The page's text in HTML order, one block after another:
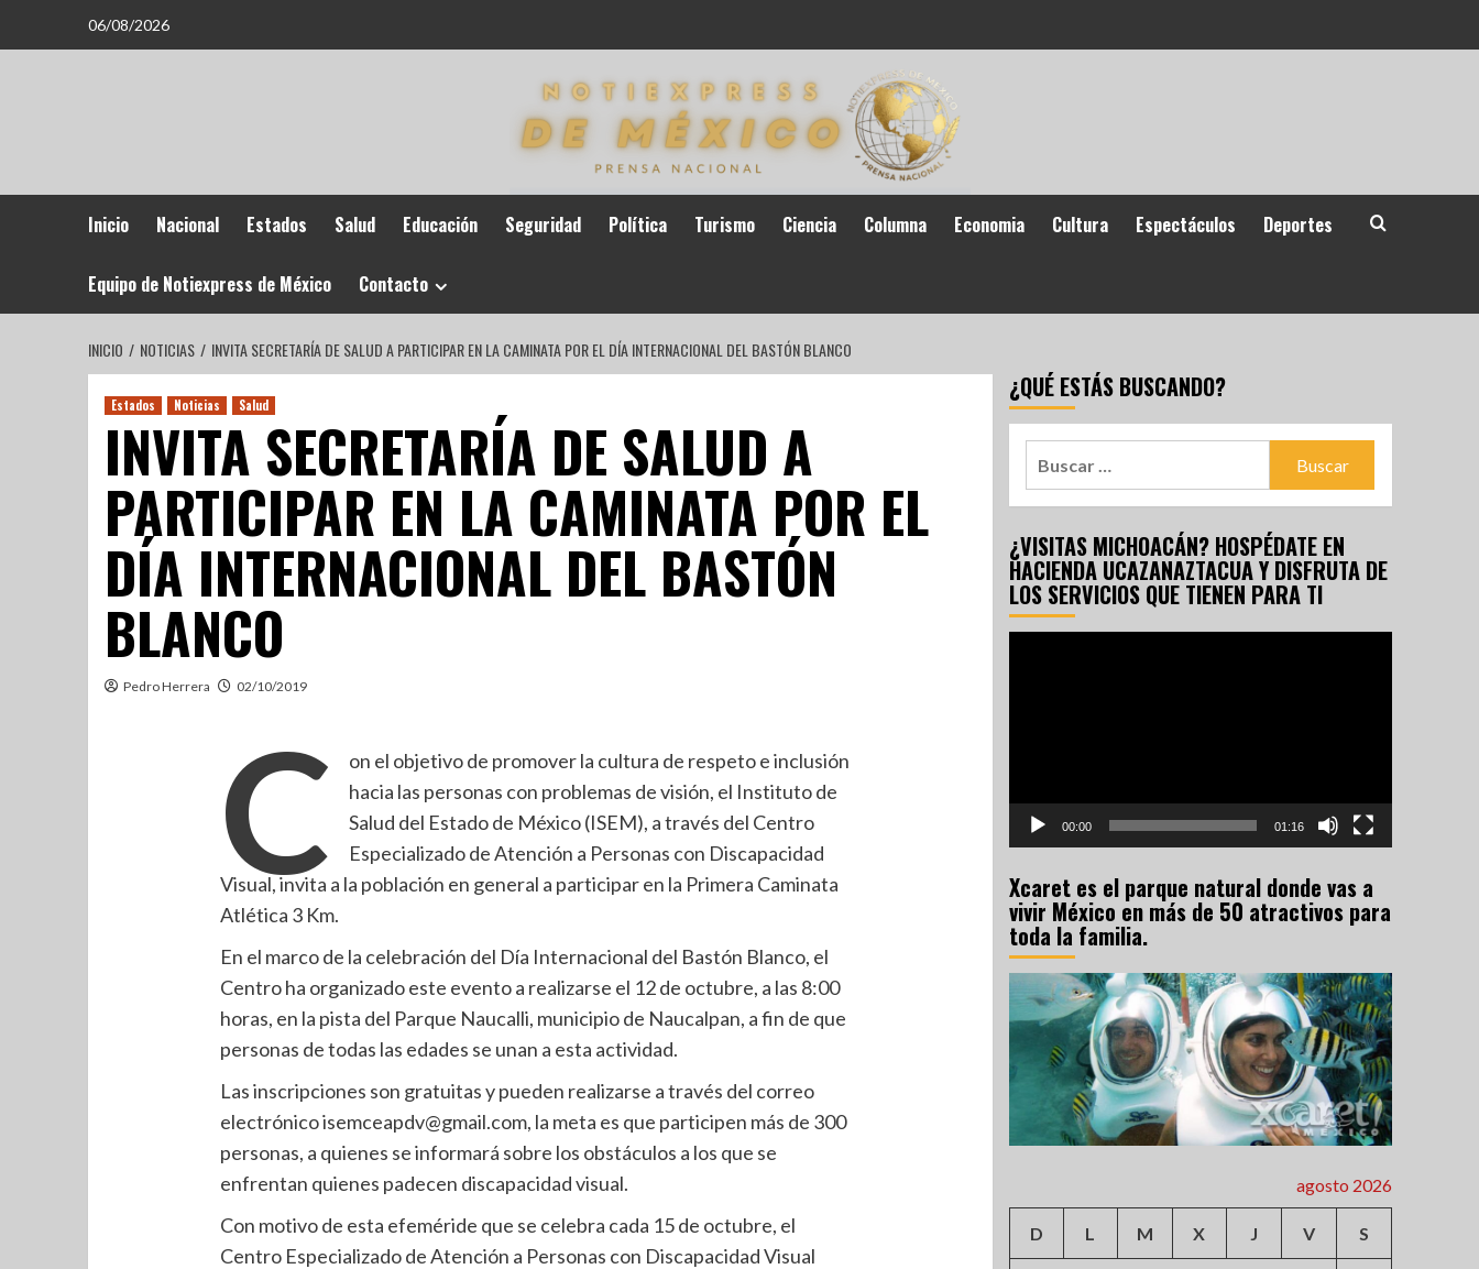
06/08/2026
Inicio Nacional Estados Salud Educación Seguridad Política Turismo Ciencia Columna Economia Cultura Espectáculos Deportes
Equipo de Notiexpress de México Contacto
INICIO NOTICIAS INVITA SECRETARÍA DE SALUD A PARTICIPAR EN LA CAMINATA POR EL DÍA INTERNACIONAL DEL BASTÓN BLANCO
Estados Noticias Salud
INVITA SECRETARÍA DE SALUD A
PARTICIPAR EN LA CAMINATA POR EL
DÍA INTERNACIONAL DEL BASTÓN
BLANCO
Pedro Herrera 02/10/2019
C
on el objetivo de promover la cultura de respeto e inclusión
hacia las personas con problemas de visión, el Instituto de
Salud del Estado de México (ISEM), a través del Centro
Especializado de Atención a Personas con Discapacidad
Visual, invita a la población en general a participar en la Primera Caminata
Atlética 3 Km.
En el marco de la celebración del Día Internacional del Bastón Blanco, el
Centro ha organizado este evento a realizarse el 12 de octubre, a las 8:00
horas, en la pista del Parque Naucalli, municipio de Naucalpan, a fin de que
personas de todas las edades se unan a esta actividad.
Las inscripciones son gratuitas y pueden realizarse a través del correo
electrónico isemceapdv@gmail.com, la meta es que participen más de 300
personas, a quienes se informará sobre los obstáculos a los que se
enfrentan quienes padecen discapacidad visual.
Con motivo de esta efeméride que se celebra cada 15 de octubre, el
Centro Especializado de Atención a Personas con Discapacidad Visual
¿QUÉ ESTÁS BUSCANDO?
¿VISITAS MICHOACÁN? HOSPÉDATE EN
HACIENDA UCAZANAZTACUA Y DISFRUTA DE
LOS SERVICIOS QUE TIENEN PARA TI
00:00 01:16
Xcaret es el parque natural donde vas a
vivir México en más de 50 atractivos para
toda la familia.
agosto 2026
D L M X J V S